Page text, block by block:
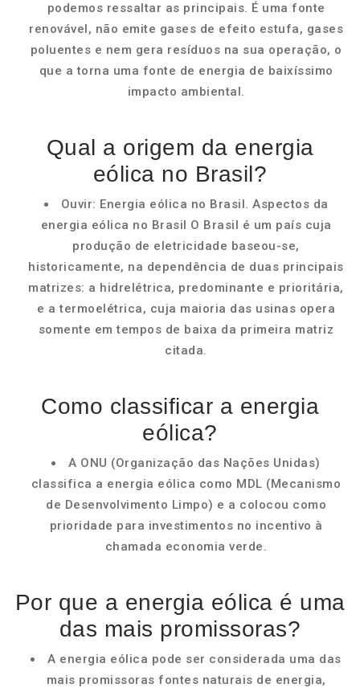
podemos ressaltar as principais. É uma fonte
renovável, não emite gases de efeito estufa, gases
poluentes e nem gera resíduos na sua operação, o
que a torna uma fonte de energia de baixíssimo
impacto ambiental.
Qual a origem da energia
eólica no Brasil?
Ouvir: Energia eólica no Brasil. Aspectos da
energia eólica no Brasil O Brasil é um país cuja
produção de eletricidade baseou-se,
historicamente, na dependência de duas principais
matrizes: a hidrelétrica, predominante e prioritária,
e a termoelétrica, cuja maioria das usinas opera
somente em tempos de baixa da primeira matriz
citada.
Como classificar a energia
eólica?
A ONU (Organização das Nações Unidas)
classifica a energia eólica como MDL (Mecanismo
de Desenvolvimento Limpo) e a colocou como
prioridade para investimentos no incentivo à
chamada economia verde.
Por que a energia eólica é uma
das mais promissoras?
A energia eólica pode ser considerada uma das
mais promissoras fontes naturais de energia,